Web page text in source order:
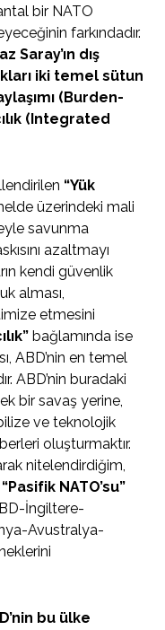
bir NATO
farkındadır.
Saray’ın dış
iki temel sütun
(Burden-
(Integrated
“Yük
üzerindeki mali
savunma
azaltmayı
kendi güvenlik
alması,
etmesini
bağlamında ise
ABD’nin en temel
ABD’nin buradaki
bir savaş yerine,
ve teknolojik
oluşturmaktır.
nitelendirdiğim,
“Pasifik NATO’su”
İngiltere-
Avustralya-
bu ülke